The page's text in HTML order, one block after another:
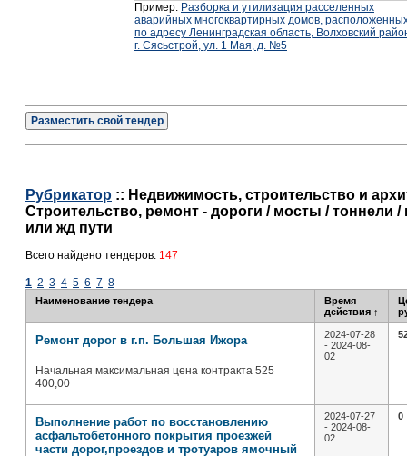
Пример: Разборка и утилизация расселенных
аварийных многоквартирных домов,
по адресу Ленинградская область, Волховский
г. Сясьстрой, ул. 1 Мая, д. №5
Разместить свой тендер
Рубрикатор :: Недвижимость, строительство и
Строительство, ремонт - дороги / мосты / тоннели
или жд пути
Всего найдено тендеров: 147
1 2 3 4 5 6 7 8
Наименование тендера
Время
действия ↑
Ремонт дорог в г.п. Большая Ижора
Начальная максимальная цена контракта 525
400,00
2024-07-28
- 2024-08-
02
Выполнение работ по восстановлению
асфальтобетонного покрытия проезжей
части дорог,проездов и тротуаров ямочный
2024-07-27
- 2024-08-
02
0